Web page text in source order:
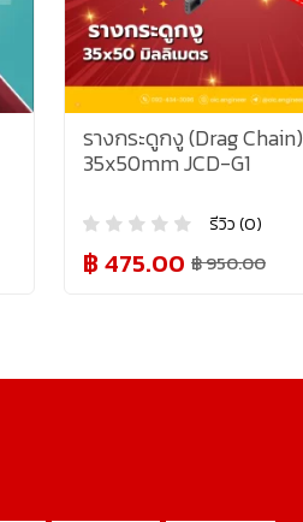
รางกระดูกงู (Drag Chain)
35x50mm JCD-G1
รีวิว (0)
฿ 475.00 ฿ 950.00